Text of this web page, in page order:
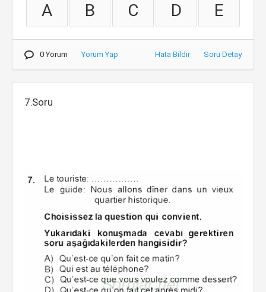
A B C D E
0 Yorum Yorum Yap Hata Bildir Soru Detay
7.Soru